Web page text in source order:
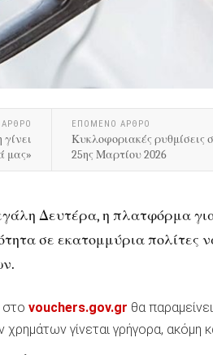
μας»
ΕΠΟΜΕΝΟ ΑΡΘΡΟ
Κυκλοφοριακές ρυθμίσεις
25ης Μαρτίου 2026
Δευτέρα, η πλατφόρμα
σε εκατομμύρια πολίτες
στο vouchers.gov.gr θα
γίνεται γρήγορα, ακόμη